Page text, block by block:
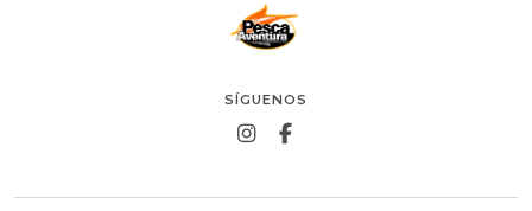
SÍGUENOS